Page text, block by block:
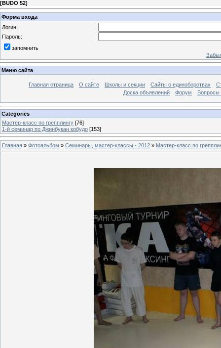
[BUDO 52]
Форма входа
Логин:
Пароль:
запомнить
Меню сайта
Главная страница О сайте Школы и секции Сайты о единоборствах
Доска объявлений
Форум Вопросы
Categories
Мастер-класс по грепплингу [76]
1-й семинар по Джинбукан кобудо [153]
Главная » Фотоальбом » Семинары, мастер-классы - 2012 » Мастер-класс по